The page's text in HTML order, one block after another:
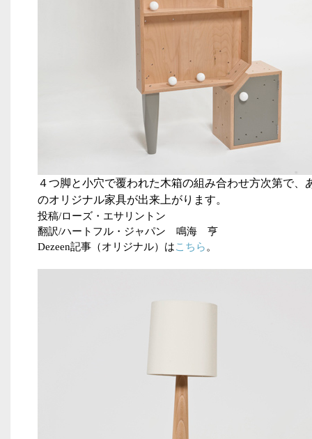
４つ脚と小穴で覆われた木箱の組み合わせ方次第で、
のオリジナル家具が出来上がります。
投稿/ローズ・エサリントン
翻訳/ハートフル・ジャパン 鳴海 亨
Dezeen記事（オリジナル）はこちら 。